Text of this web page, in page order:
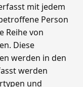
mit jedem
Person
Reihe von
Diese
werden in den
werden
und